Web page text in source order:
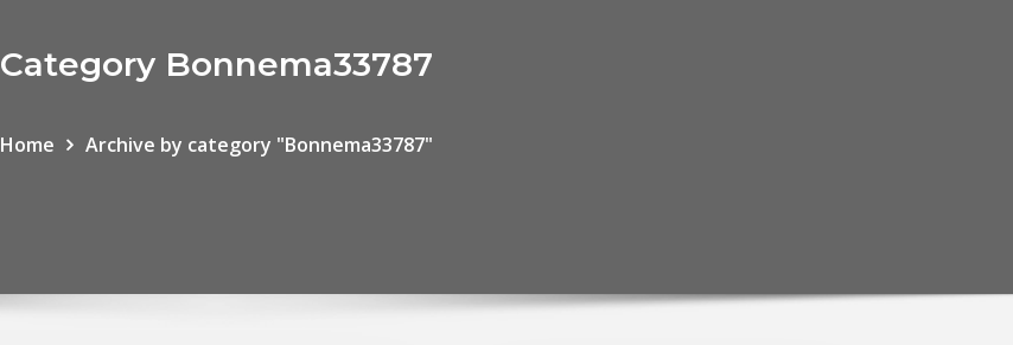
Category Bonnema33787
Home Archive by category "Bonnema33787"